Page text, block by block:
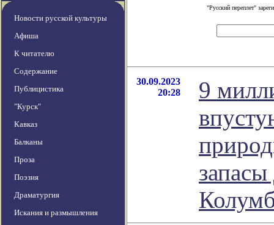
Новости русской культуры
Афиша
К читателю
Содержание
Публицистика
"Курск"
Кавказ
Балканы
Проза
Поэзия
Драматургия
Искания и размышления
"Русский переплет"
30.09.2023
20:28
9